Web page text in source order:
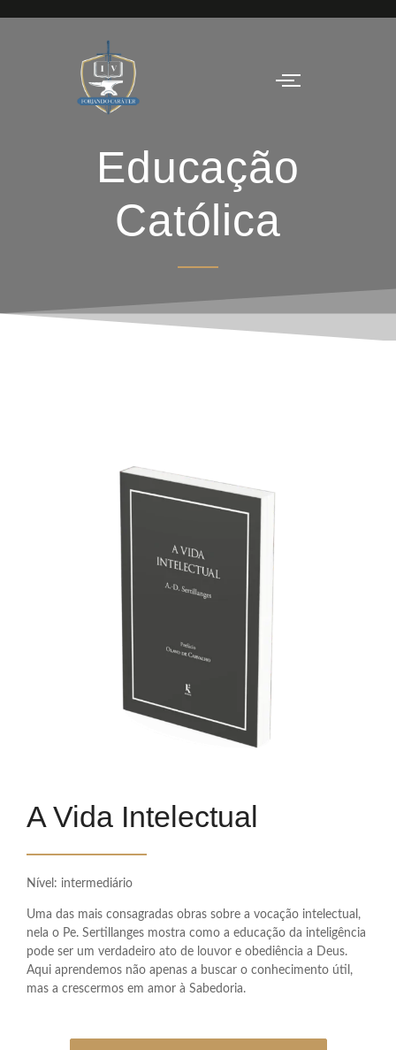
Educação
Católica
A Vida Intelectual
Nível: intermediário
Uma das mais consagradas obras sobre a vocação intelectual,
nela o Pe. Sertillanges mostra como a educação da inteligência
pode ser um verdadeiro ato de louvor e obediência a Deus.
Aqui aprendemos não apenas a buscar o conhecimento útil,
mas a crescermos em amor à Sabedoria.